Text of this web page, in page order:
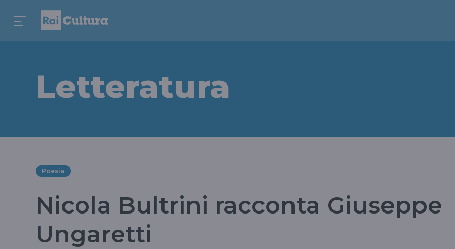
Letteratura
Poesia
Nicola Bultrini racconta Giuseppe
Ungaretti